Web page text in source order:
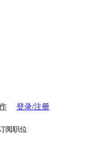
登录/注册
阅职位